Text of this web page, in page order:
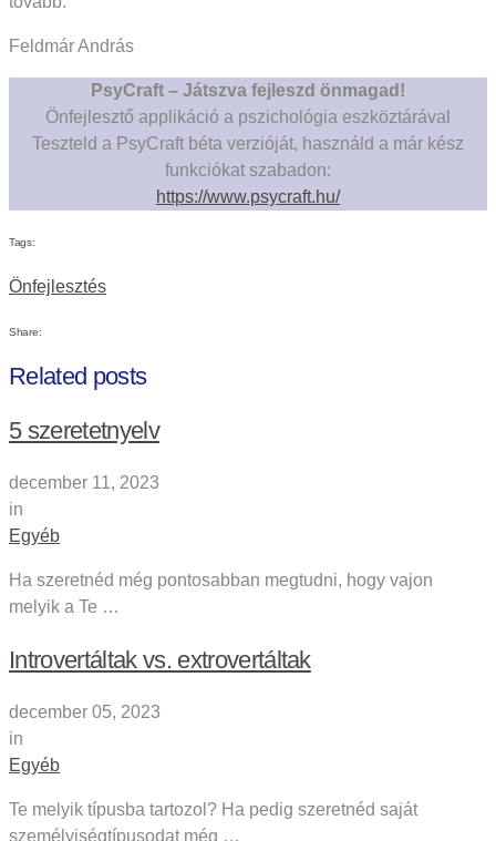
Feldmár András
PsyCraft – Játszva fejleszd önmagad!
Önfejlesztő applikáció a pszichológia eszköztárával
Teszteld a PsyCraft béta verzióját, használd a már kész
funkciókat szabadon:
https://www.psycraft.hu/
Tags:
Önfejlesztés
Share:
Related posts
5 szeretetnyelv
december 11, 2023
in
Egyéb
Ha szeretnéd még pontosabban megtudni, hogy vajon
melyik a Te …
Introvertáltak vs. extrovertáltak
december 05, 2023
in
Egyéb
Te melyik típusba tartozol? Ha pedig szeretnéd saját
személyiségtípusodat még …